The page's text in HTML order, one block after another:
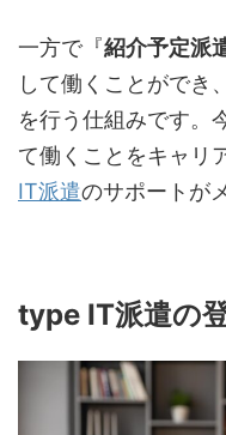
一方で『紹介予定派
して働くことができ
を行う仕組みです。
て働くことをキャリ
IT派遣のサポートが
type IT派遣の